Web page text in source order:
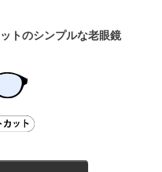
トのシンプルな老眼鏡